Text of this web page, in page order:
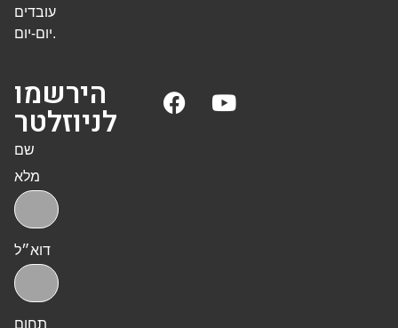
עובדים
יום-יום.
הירשמו
לניוזלטר
שם
מלא
דוא״ל
תחום